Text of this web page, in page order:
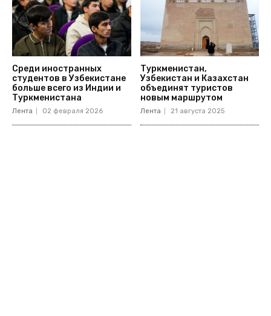
Среди иностранных
студентов в Узбекистане
больше всего из Индии и
Туркменистана
Лента 02 февраля 2026
Туркменистан,
Узбекистан и Казахстан
объединят туристов
новым маршрутом
Лента 21 августа 2025